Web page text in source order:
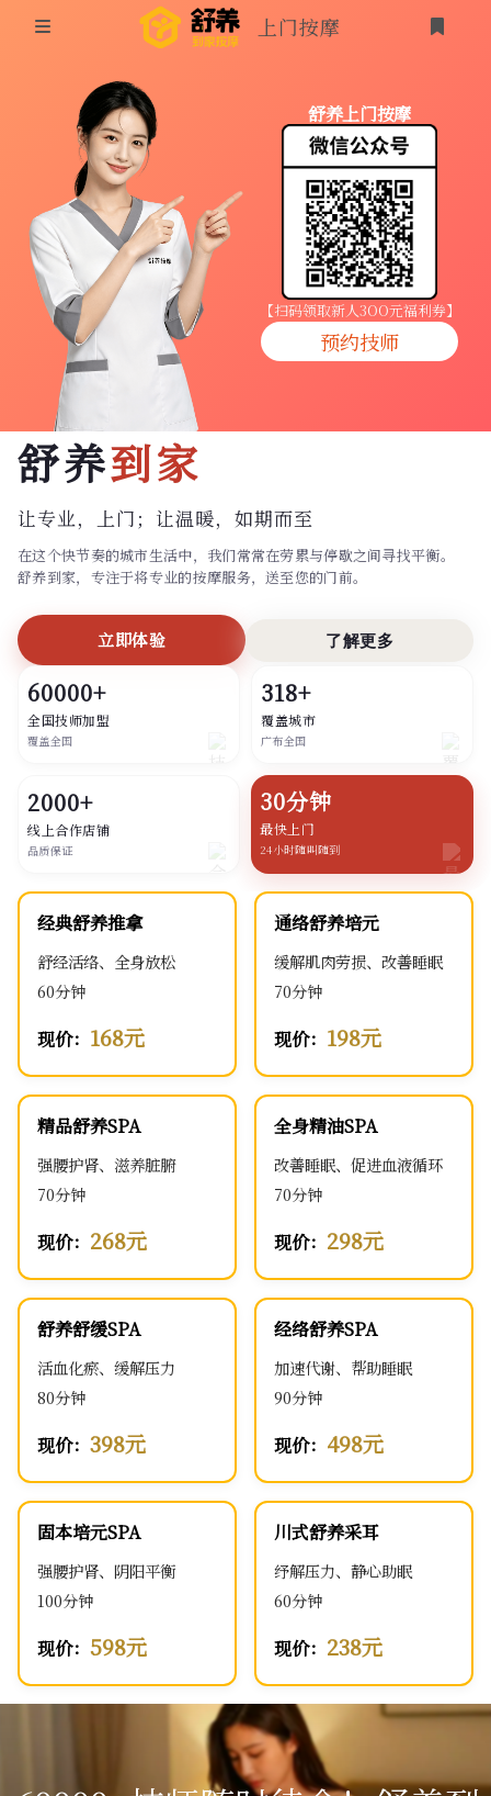
同城按摩
上门按摩
养生按摩
技师入驻
商家入驻
代理入驻
预约技师
上门按摩
登录
舒养上门按摩
【扫码领取新人3OO元福利券】
预约技师
舒养到家
让专业，上门； 让温暖，如期而至
在这个快节奏的城市生活中，我们常常在劳累与停歇之间寻找平衡。
舒养到家，专注于将专业的按摩服务，送至您的门前。
立即体验 了解更多
60000+
全国技师加盟
覆盖全国
318+
覆盖城市
广布全国
2000+
线上合作店铺
品质保证
30分钟
最快上门
24小时随叫随到
经典舒养推拿
舒经活络、全身放松
60分钟
现价： 168元
通络舒养培元
缓解肌肉劳损、改善睡眠
70分钟
现价： 198元
精品舒养SPA
强腰护肾、滋养脏腑
70分钟
现价： 268元
全身精油SPA
改善睡眠、促进血液循环
70分钟
现价： 298元
舒养舒缓SPA
活血化瘀、缓解压力
80分钟
现价： 398元
经络舒养SPA
加速代谢、帮助睡眠
90分钟
现价： 498元
固本培元SPA
强腰护肾、阴阳平衡
100分钟
现价： 598元
川式舒养采耳
纾解压力、静心助眠
60分钟
现价： 238元